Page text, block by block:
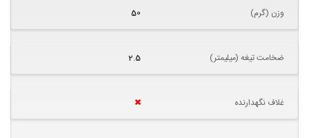
وزن (گرم) 50
ضخامت تیغه (میلیمتر) 2.5
غلاف نگهدارنده